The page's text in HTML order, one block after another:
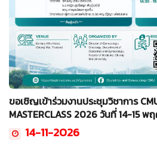
ขอเชิญเข้าร่วมงานประชุมวิชาการ
MASTERCLASS 2026 วันที่ 14-15
14-11-2026